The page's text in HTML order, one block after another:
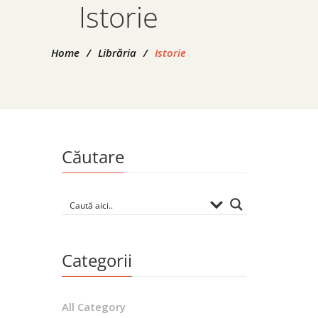
Istorie
Home / Librăria / Istorie
Căutare
Categorii
All Category